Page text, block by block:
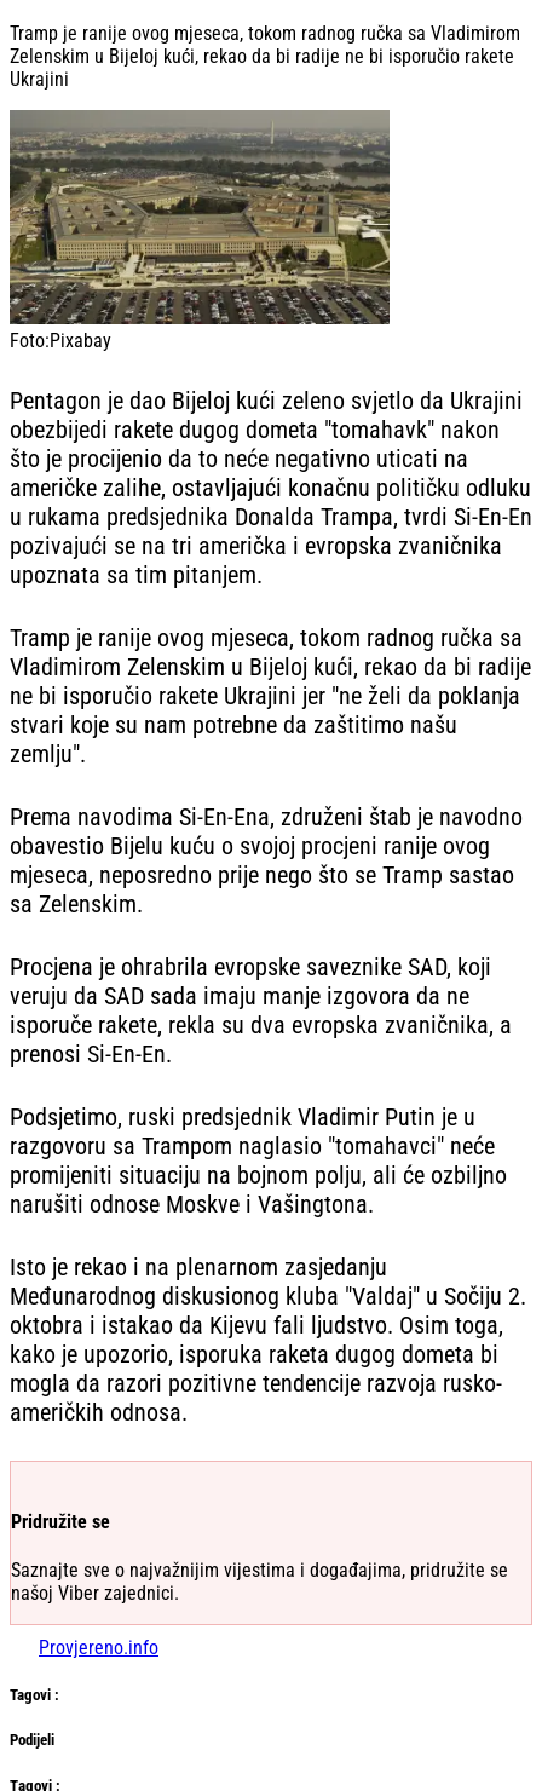
Tramp je ranije ovog mjeseca, tokom radnog ručka sa Vladimirom
Zelenskim u Bijeloj kući, rekao da bi radije ne bi isporučio rakete
Ukrajini
Foto:Pixabay
Pentagon je dao Bijeloj kući zeleno svjetlo da Ukrajini
obezbijedi rakete dugog dometa "tomahavk" nakon
što je procijenio da to neće negativno uticati na
američke zalihe, ostavljajući konačnu političku odluku
u rukama predsjednika Donalda Trampa, tvrdi Si-En-En
pozivajući se na tri američka i evropska zvaničnika
upoznata sa tim pitanjem.
Tramp je ranije ovog mjeseca, tokom radnog ručka sa
Vladimirom Zelenskim u Bijeloj kući, rekao da bi radije
ne bi isporučio rakete Ukrajini jer "ne želi da poklanja
stvari koje su nam potrebne da zaštitimo našu
zemlju".
Prema navodima Si-En-Ena, združeni štab je navodno
obavestio Bijelu kuću o svojoj procjeni ranije ovog
mjeseca, neposredno prije nego što se Tramp sastao
sa Zelenskim.
Procjena je ohrabrila evropske saveznike SAD, koji
veruju da SAD sada imaju manje izgovora da ne
isporuče rakete, rekla su dva evropska zvaničnika, a
prenosi Si-En-En.
Podsjetimo, ruski predsjednik Vladimir Putin je u
razgovoru sa Trampom naglasio "tomahavci" neće
promijeniti situaciju na bojnom polju, ali će ozbiljno
narušiti odnose Moskve i Vašingtona.
Isto je rekao i na plenarnom zasjedanju
Međunarodnog diskusionog kluba "Valdaj" u Sočiju 2.
oktobra i istakao da Kijevu fali ljudstvo. Osim toga,
kako je upozorio, isporuka raketa dugog dometa bi
mogla da razori pozitivne tendencije razvoja rusko-
američkih odnosa.
Pridružite se
Saznajte sve o najvažnijim vijestima i događajima, pridružite se
našoj Viber zajednici.
Provjereno.info
Tagovi :
Podijeli
Тagovi :